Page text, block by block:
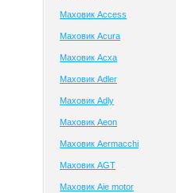
Маховик Access
Маховик Acura
Маховик Acxa
Маховик Adler
Маховик Adly
Маховик Aeon
Маховик Aermacchi
Маховик AGT
Маховик Aie motor